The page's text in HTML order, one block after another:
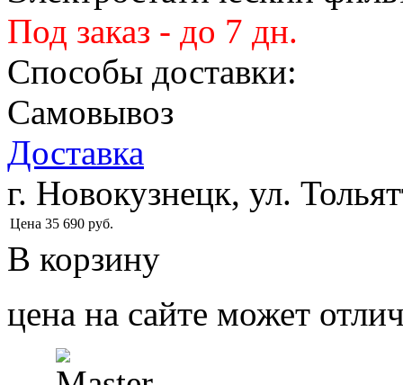
Под заказ - до 7 дн.
Способы доставки:
Самовывоз
Доставка
г. Новокузнецк, ул.
Цена 35 690 руб.
В корзину
цена на сайте может